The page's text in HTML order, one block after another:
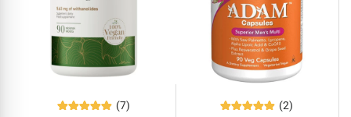
(7) (2)